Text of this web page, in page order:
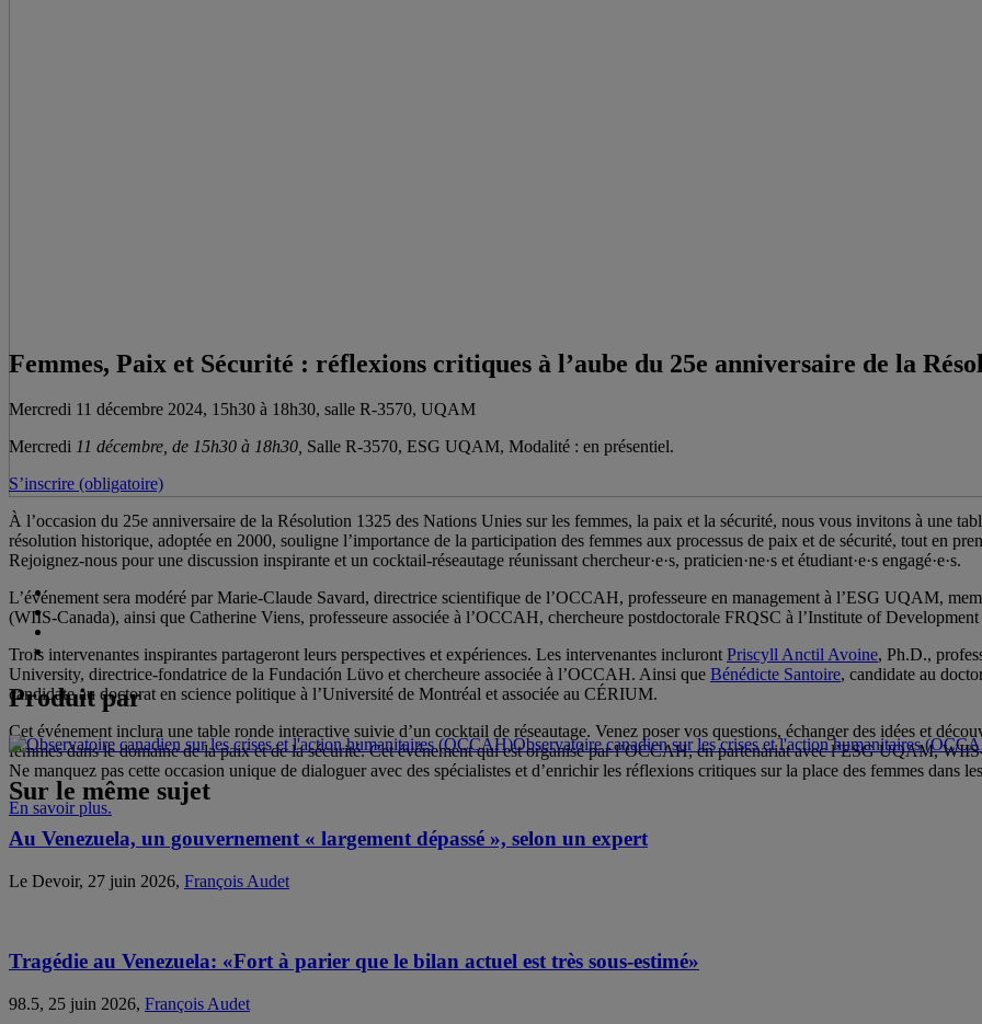
Femmes, Paix et Sécurité : réflexions critiques à l’aube du 25e anniversaire de la
Mercredi 11 décembre 2024, 15h30 à 18h30, salle R-3570, UQAM
Mercredi 11 décembre, de 15h30 à 18h30, Salle R-3570, ESG UQAM, Modalité : en présentiel.
S’inscrire (obligatoire)
À l’occasion du 25e anniversaire de la Résolution 1325 des Nations Unies sur les femmes, la paix et la sécurité, nous vous invitons à une
résolution historique, adoptée en 2000, souligne l’importance de la participation des femmes aux processus de paix et de sécurité, tout en
Rejoignez-nous pour une discussion inspirante et un cocktail-réseautage réunissant chercheur·e·s, praticien·ne·s et étudiant·e·s engagé·e·s.
L’événement sera modéré par Marie-Claude Savard, directrice scientifique de l’OCCAH, professeure en management à l’ESG UQAM,
(WIIS-Canada), ainsi que Catherine Viens, professeure associée à l’OCCAH, chercheure postdoctorale FRQSC à l’Institute of
Trois intervenantes inspirantes partageront leurs perspectives et expériences. Les intervenantes inclurontPriscyll Anctil Avoine, Ph.D.,
University, directrice-fondatrice de la Fundación Lüvo et chercheure associée à l’OCCAH. Ainsi que Bénédicte Santoire, candidate au
candidate au doctorat en science politique à l’Université de Montréal et associée au CÉRIUM.
Cet événement inclura une table ronde interactive suivie d’un cocktail de réseautage. Venez poser vos questions, échanger des idées et
femmes dans le domaine de la paix et de la sécurité. Cet événement qui est organisé par l’OCCAH, en partenariat avec l’ESG UQAM,
Ne manquez pas cette occasion unique de dialoguer avec des spécialistes et d’enrichir les réflexions critiques sur la place des femmes dans
En savoir plus.
Produit par
Observatoire canadien sur les crises et l'action humanitaires
Sur le même sujet
Au Venezuela, un gouvernement « largement dépassé », selon un expert
Le Devoir, 27 juin 2026, François Audet
Tragédie au Venezuela: «Fort à parier que le bilan actuel est très sous-estimé»
98.5, 25 juin 2026, François Audet